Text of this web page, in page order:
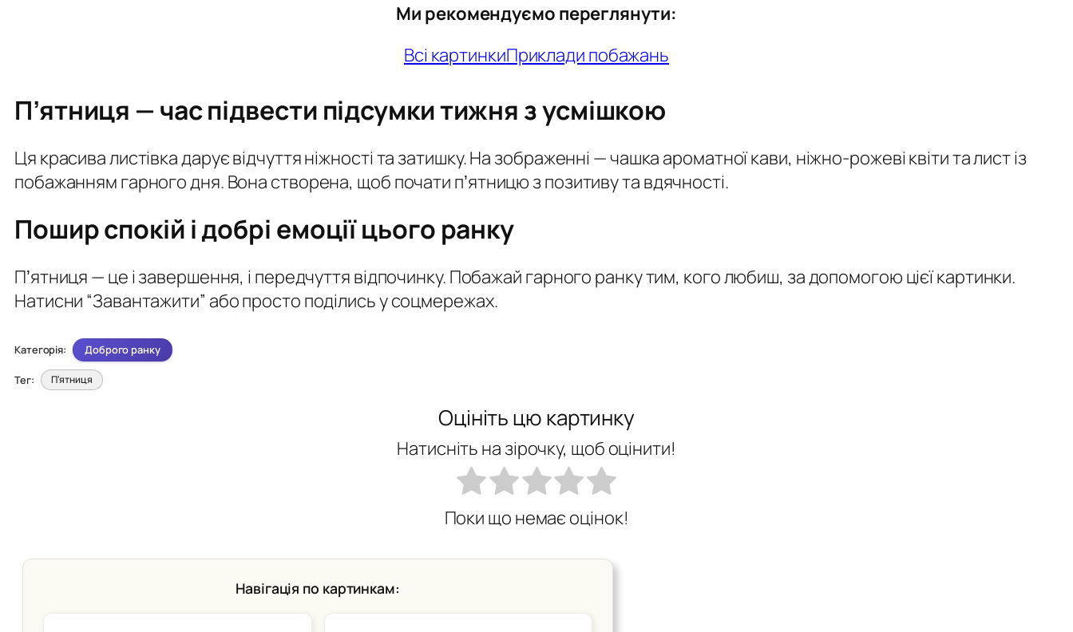
Ми рекомендуємо переглянути:
Всі картинкиПриклади побажань
П’ятниця — час підвести підсумки тижня з усмішкою
Ця красива листівка дарує відчуття ніжності та затишку. На зображенні — чашка ароматної кави, ніжно-рожеві квіти та лист із
побажанням гарного дня. Вона створена, щоб почати пʼятницю з позитиву та вдячності.
Пошир спокій і добрі емоції цього ранку
Пʼятниця — це і завершення, і передчуття відпочинку. Побажай гарного ранку тим, кого любиш, за допомогою цієї картинки.
Натисни “Завантажити” або просто поділись у соцмережах.
Категорія: Доброго ранку
Тег: Пʼятниця
Оцініть цю картинку
Натисніть на зірочку, щоб оцінити!
Поки що немає оцінок!
Навігація по картинкам: